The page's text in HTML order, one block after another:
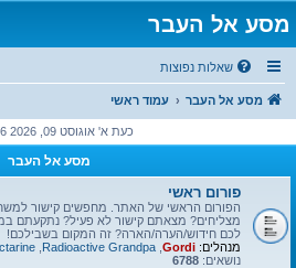
מסע אל העבר
שאלות נפוצות
מסע אל העבר עמוד ראשי
כעת א' אוגוסט 09, 2026 3:36 pm
מסע אל העבר
פורום ראשי
הפורום הראשי של האתר. מחפשים קישור
מצליחים? מצאתם קישור לא פעיל? נתקעתם
לכם חידוש/הערה/הארה? זה המקום בשבילכם!
מנהלים: Gordi
Radioactive Grandpa
נושאים: 6788